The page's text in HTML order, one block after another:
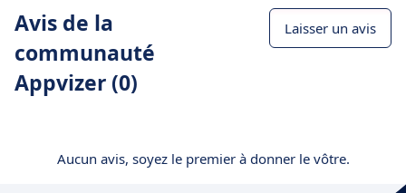
Avis de la
communauté
Appvizer (0)
Laisser un avis
Aucun avis, soyez le premier à donner le vôtre.